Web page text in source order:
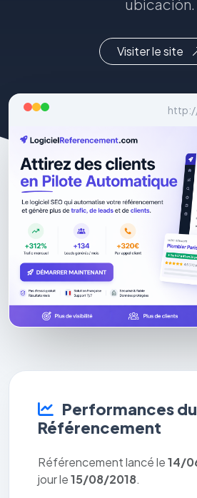
ubicación.
Visiter le site
Performances du
Référencement
Référencement lancé le14/
jour le15/08/2018.